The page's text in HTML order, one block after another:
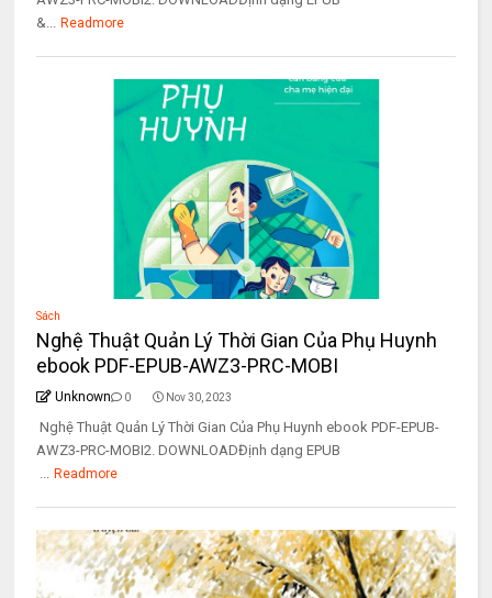
&... Readmore
Sách
Nghệ Thuật Quản Lý Thời Gian Của Phụ Huynh
ebook PDF-EPUB-AWZ3-PRC-MOBI
Unknown 0 Nov 30, 2023
Nghệ Thuật Quản Lý Thời Gian Của Phụ Huynh ebook PDF-EPUB-
AWZ3-PRC-MOBI2. DOWNLOADĐịnh dạng EPUB
... Readmore